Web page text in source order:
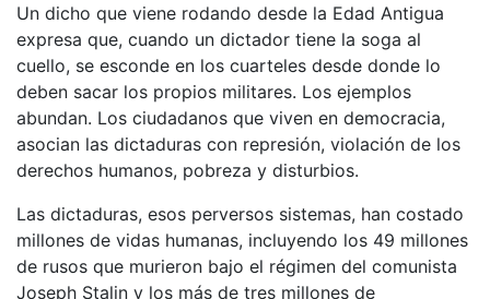
Un dicho que viene rodando desde la Edad Antigua
expresa que, cuando un dictador tiene la soga al
cuello, se esconde en los cuarteles desde donde lo
deben sacar los propios militares. Los ejemplos
abundan. Los ciudadanos que viven en democracia,
asocian las dictaduras con represión, violación de los
derechos humanos, pobreza y disturbios.
Las dictaduras, esos perversos sistemas, han costado
millones de vidas humanas, incluyendo los 49 millones
de rusos que murieron bajo el régimen del comunista
Joseph Stalin y los más de tres millones de